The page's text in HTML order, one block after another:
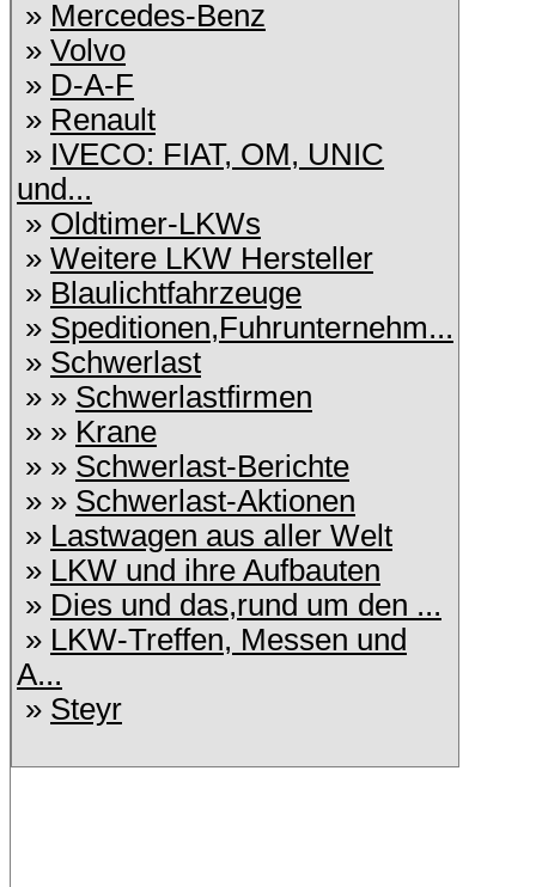
» Mercedes-Benz
» Volvo
» D-A-F
» Renault
» IVECO: FIAT, OM, UNIC
und...
» Oldtimer-LKWs
» Weitere LKW Hersteller
» Blaulichtfahrzeuge
» Speditionen,Fuhrunternehm...
» Schwerlast
» » Schwerlastfirmen
» » Krane
» » Schwerlast-Berichte
» » Schwerlast-Aktionen
» Lastwagen aus aller Welt
» LKW und ihre Aufbauten
» Dies und das,rund um den ...
» LKW-Treffen, Messen und
A...
» Steyr